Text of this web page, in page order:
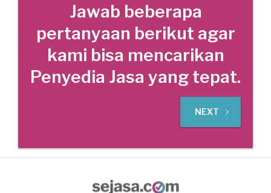
Jawab beberapa
pertanyaan berikut agar
kami bisa mencarikan
Penyedia Jasa yang tepat.
NEXT